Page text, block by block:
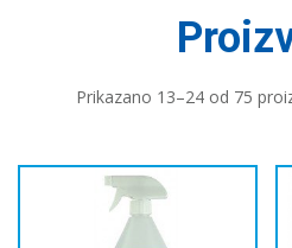
Prikazano 13–24 od 75